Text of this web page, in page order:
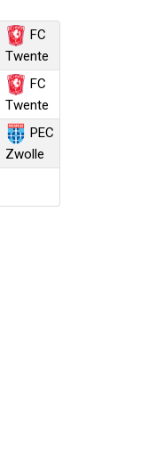
FC
Twente
FC
Twente
PEC
Zwolle